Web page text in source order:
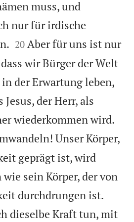
muss, und
nur für irdische


20 Aber für uns ist nur
wir Bürger der Welt
der Erwartung leben,
Jesus, der Herr, als
wiederkommen wird.
Unser Körper,
geprägt ist, wird
wie sein Körper, der von
durchdrungen ist.
dieselbe Kraft tun, mit